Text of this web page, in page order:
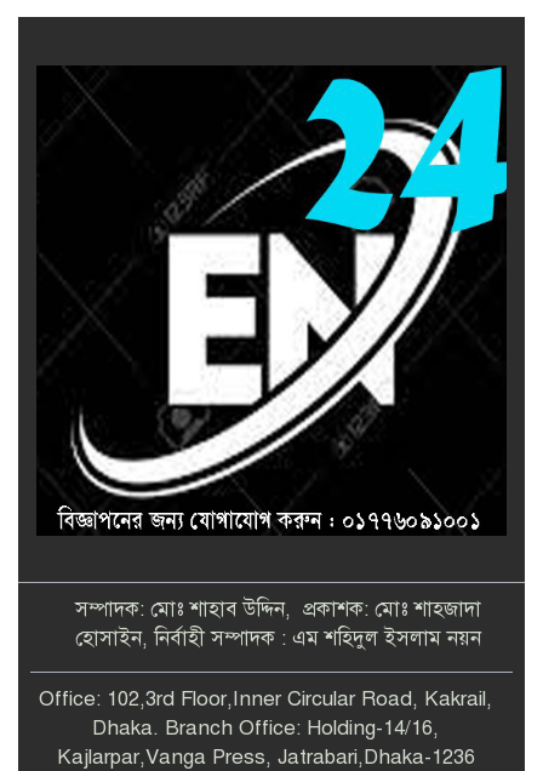
সম্পাদক: মোঃ শাহাব উদ্দিন, প্রকাশক: মোঃ শাহজাদা
হোসাইন, নির্বাহী সম্পাদক : এম শহিদুল ইসলাম নয়ন
Office: 102,3rd Floor,Inner Circular Road, Kakrail,
Dhaka. Branch Office: Holding-14/16,
Kajlarpar,Vanga Press, Jatrabari,Dhaka-1236